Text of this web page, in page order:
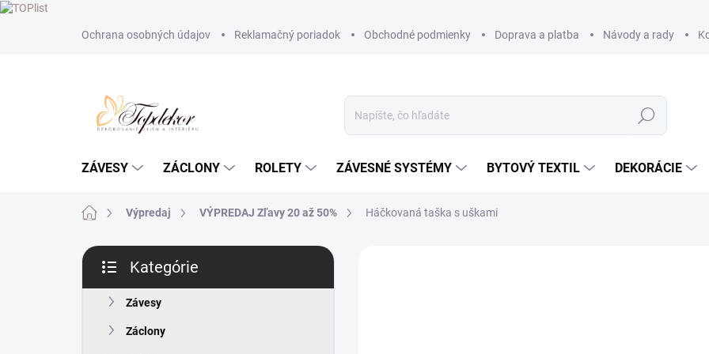
Ochrana osobných údajov Reklamačný poriadok Obchodné podmienky Doprava a platba Návody a rady
Hľadať
ZÁVESY ZÁCLONY ROLETY ZÁVESNÉ SYSTÉMY BYTOVÝ TEXTIL DEKORÁCIE
DomovVýpredaj VÝPREDAJ Zľavy 20 až 50% Háčkovaná taška s uškami
B
č
kategórie
Kategórie
Závesy
Záclony